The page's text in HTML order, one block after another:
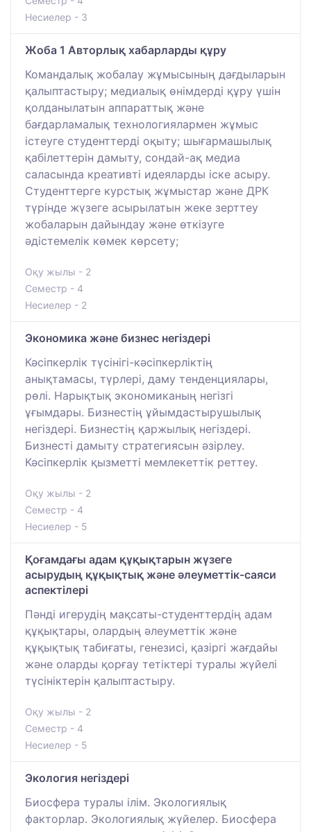
Несиелер - 3
Жоба 1 Авторлық хабарларды құру
Командалық жобалау жұмысының дағдыларын
қалыптастыру; медиалық өнімдерді құру үшін
қолданылатын аппараттық және
бағдарламалық технологиялармен жұмыс
істеуге студенттерді оқыту; шығармашылық
қабілеттерін дамыту, сондай-ақ медиа
саласында креативті идеяларды іске асыру.
Студенттерге курстық жұмыстар және ДРК
түрінде жүзеге асырылатын жеке зерттеу
жобаларын дайындау және өткізуге
әдістемелік көмек көрсету;
Оқу жылы - 2
Семестр - 4
Несиелер - 2
Экономика және бизнес негіздері
Кәсіпкерлік түсінігі-кәсіпкерліктің
анықтамасы, түрлері, даму тенденциялары,
рөлі. Нарықтық экономиканың негізгі
ұғымдары. Бизнестің ұйымдастырушылық
негіздері. Бизнестің қаржылық негіздері.
Бизнесті дамыту стратегиясын әзірлеу.
Кәсіпкерлік қызметті мемлекеттік реттеу.
Оқу жылы - 2
Семестр - 4
Несиелер - 5
Қоғамдағы адам құқықтарын жүзеге
асырудың құқықтық және әлеуметтік-саяси
аспектілері
Пәнді игерудің мақсаты-студенттердің адам
құқықтары, олардың әлеуметтік және
құқықтық табиғаты, генезисі, қазіргі жағдайы
және оларды қорғау тетіктері туралы жүйелі
түсініктерін қалыптастыру.
Оқу жылы - 2
Семестр - 4
Несиелер - 5
Экология негіздері
Биосфера туралы ілім. Экологиялық
факторлар. Экологиялық жүйелер. Биосфера